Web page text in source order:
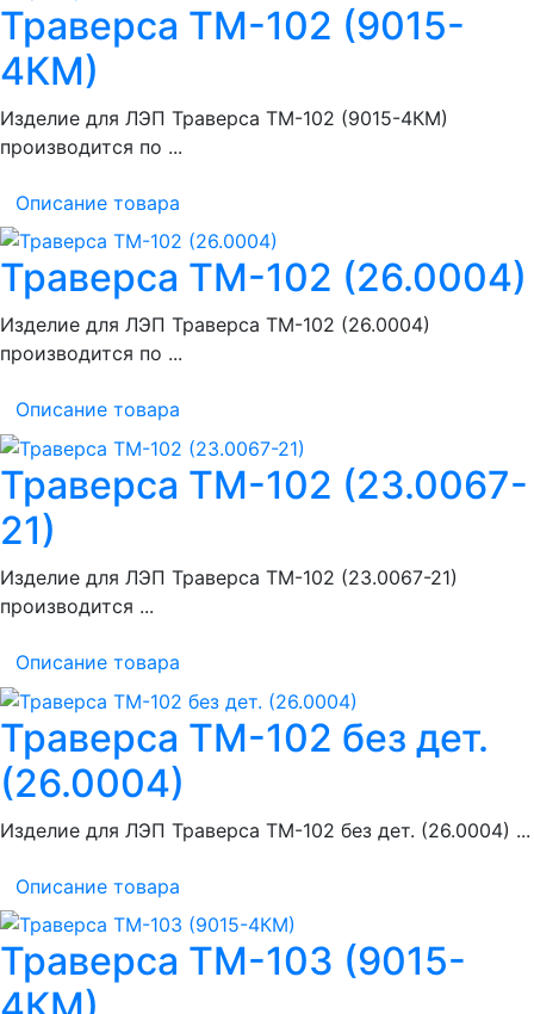
Траверса ТМ-102 (9015-
4КМ)
Изделие для ЛЭП Траверса ТМ-102 (9015-4КМ)
производится по ...
Описание товара
Траверса ТМ-102 (26.0004)
Изделие для ЛЭП Траверса ТМ-102 (26.0004)
производится по ...
Описание товара
Траверса ТМ-102 (23.0067-
21)
Изделие для ЛЭП Траверса ТМ-102 (23.0067-21)
производится ...
Описание товара
Траверса ТМ-102 без дет.
(26.0004)
Изделие для ЛЭП Траверса ТМ-102 без дет. (26.0004) ...
Описание товара
Траверса ТМ-103 (9015-